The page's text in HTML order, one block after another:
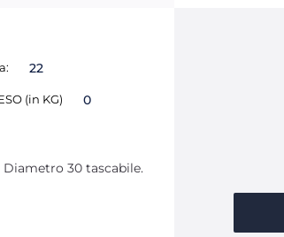
22
(in KG) 0
30 tascabile.